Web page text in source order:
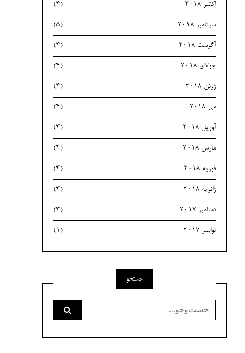
اکتبر 2018 (4)
سپتامبر 2018 (5)
آگوست 2018 (4)
جولای 2018 (4)
ژوئن 2018 (4)
می 2018 (4)
آوریل 2018 (3)
مارس 2018 (2)
فوریه 2018 (3)
ژانویه 2018 (3)
دسامبر 2017 (3)
نوامبر 2017 (1)
جستجو
برای: